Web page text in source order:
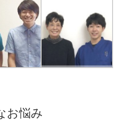
お悩み